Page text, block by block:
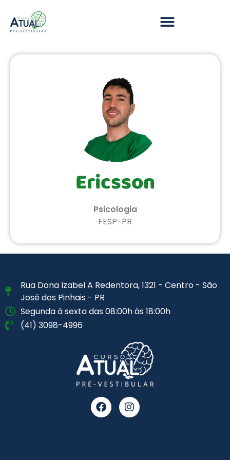
Ericsson
Psicologia
FESP-PR
Rua Dona Izabel A Redentora, 1321 - Centro - São
José dos Pinhais - PR
Segunda à sexta das 08:00h às 18:00h
(41) 3098-4996